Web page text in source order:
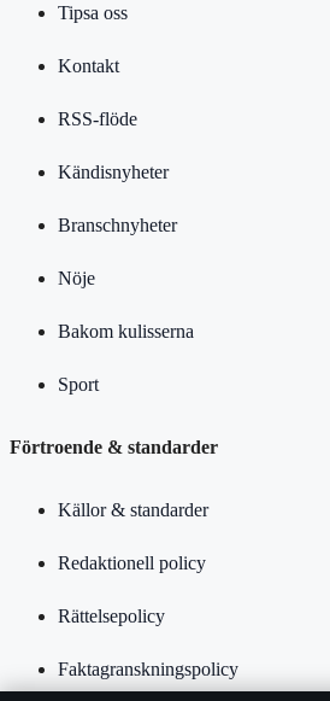
Tipsa oss
Kontakt
RSS-flöde
Kändisnyheter
Branschnyheter
Nöje
Bakom kulisserna
Sport
Förtroende & standarder
Källor & standarder
Redaktionell policy
Rättelsepolicy
Faktagranskningspolicy